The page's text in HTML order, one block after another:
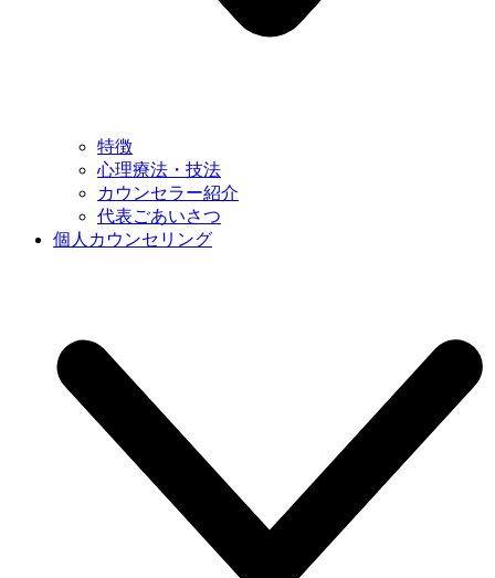
特徴
心理療法・技法
カウンセラー紹介
代表ごあいさつ
個人カウンセリング